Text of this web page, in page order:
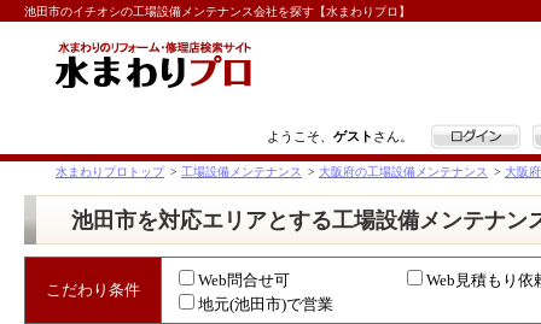
池田市のイチオシの工場設備メンテナンス会社を探す【水まわりプロ】
ようこそ、 ゲスト さん。 ログイン
水まわりプロトップ > 工場設備メンテナンス > 大阪府の工場設備メンテナンス > 大阪
池田市を対応エリアとする工場設備メンテナン
こだわり条件
Web問合せ可
Web見積もり依
地元(池田市)で営業